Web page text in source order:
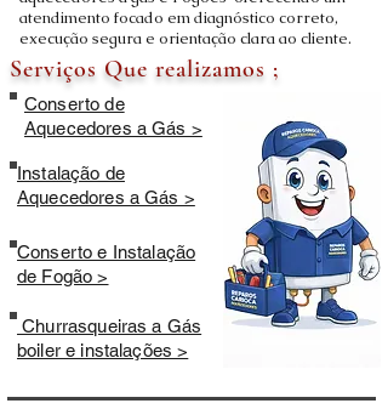
atendimento focado em diagnóstico correto,
execução segura e orientação clara ao cliente.
Serviços Que realizamos ;
Conserto de
Aquecedores a Gás >
Instalação de
Aquecedores a Gás >
Conserto e Instalação
de Fogão >
Churrasqueiras a Gás
boiler e instalações >